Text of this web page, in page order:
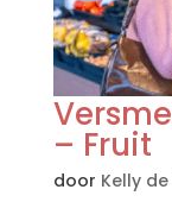
– Fruit
door Kelly